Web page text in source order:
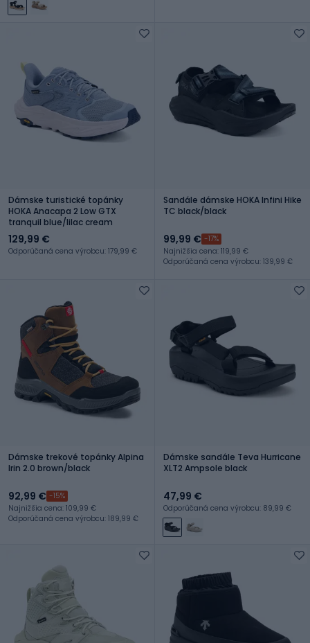
Dámske turistické topánky
HOKA Anacapa 2 Low GTX
tranquil blue/lilac cream
129,99 €
Odporúčaná cena výrobcu: 179,99 €
Sandále dámske HOKA Infini Hike
TC black/black
99,99 € -17%
Najnižšia cena: 119,99 €
Odporúčaná cena výrobcu: 139,99 €
Dámske trekové topánky Alpina
Irin 2.0 brown/black
92,99 € -15%
Najnižšia cena: 109,99 €
Odporúčaná cena výrobcu: 189,99 €
Dámske sandále Teva Hurricane
XLT2 Ampsole black
47,99 €
Odporúčaná cena výrobcu: 89,99 €